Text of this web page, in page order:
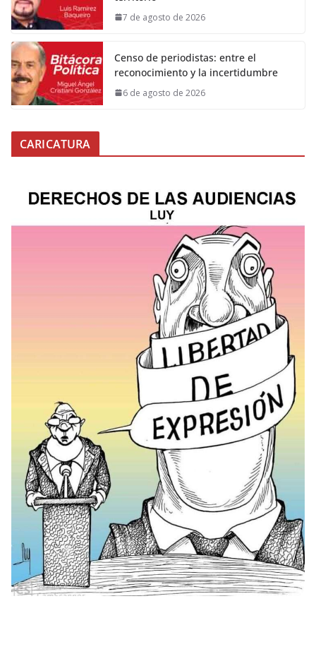
7 de agosto de 2026
Censo de periodistas: entre el
reconocimiento y la incertidumbre
6 de agosto de 2026
CARICATURA